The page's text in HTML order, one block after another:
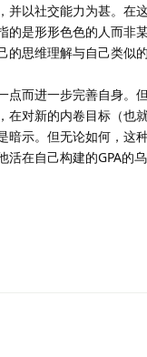
以社交能力为甚。在
是形形色色的人而非
思维理解与自己类似
而进一步完善自身。但
对新的内卷目标（也
示。但无论如何，这
在自己构建的GPA的